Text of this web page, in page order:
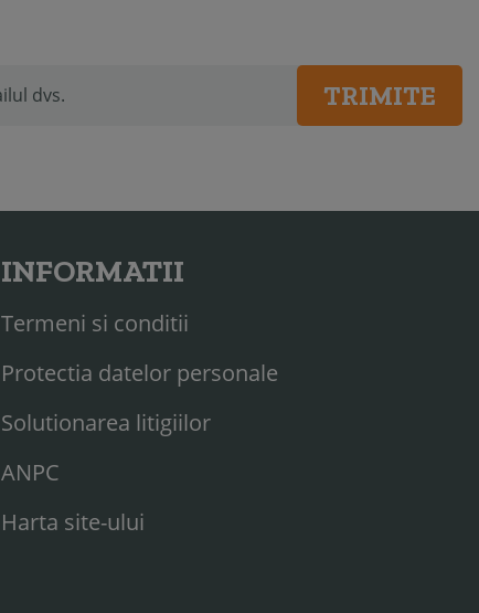
TRIMITE
INFORMATII
Termeni si conditii
Protectia datelor personale
Solutionarea litigiilor
ANPC
Harta site-ului